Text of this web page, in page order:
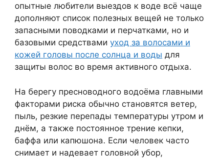
опытные любители выездов к воде всё чаще
дополняют список полезных вещей не только
запасными поводками и перчатками, но и
базовыми средствами уход за волосами и
кожей головы после солнца и воды для
защиты волос во время активного отдыха.
На берегу пресноводного водоёма главными
факторами риска обычно становятся ветер,
пыль, резкие перепады температуры утром и
днём, а также постоянное трение кепки,
баффа или капюшона. Если человек часто
снимает и надевает головной убор,